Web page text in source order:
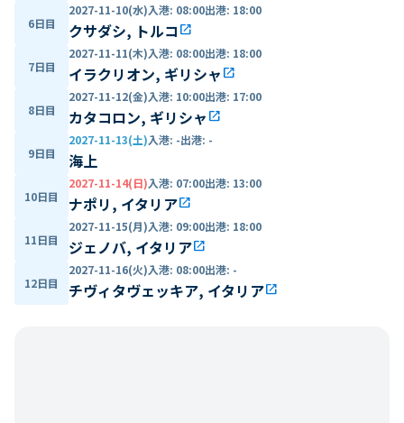
6日目
2027-11-10(水)入港: 08:00出港: 18:00
クサダシ, トルコ open_in_new
7日目
2027-11-11(木)入港: 08:00出港: 18:00
イラクリオン, ギリシャ open_in_new
8日目
2027-11-12(金)入港: 10:00出港: 17:00
カタコロン, ギリシャ open_in_new
9日目
2027-11-13(土)入港: -出港: -
海上
10日目
2027-11-14(日)入港: 07:00出港: 13:00
ナポリ, イタリアopen_in_new
11日目
2027-11-15(月)入港: 09:00出港: 18:00
ジェノバ, イタリアopen_in_new
12日目
2027-11-16(火)入港: 08:00出港: -
チヴィタヴェッキア, イタリアopen_in_new